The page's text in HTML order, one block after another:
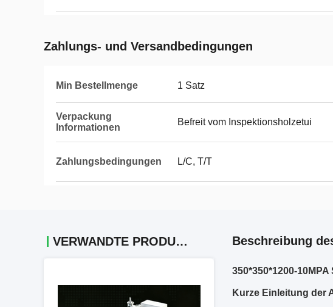
Zahlungs- und Versandbedingungen
Min Bestellmenge 1 Satz
Verpackung
Informationen
Befreit vom Inspektionsholzetui
Zahlungsbedingungen L/C, T/T
VERWANDTE PRODUKTE Beschreibung
350*350*1200-
Kurze Einleitung der